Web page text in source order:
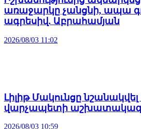
առաջարկը չանցնի, ապա
ագրեսիվ. Աբրահամյան
2026/08/03 11:02
Լիլիթ Մակունցը նշանակվել
վարչապետի
2026/08/03 10:59